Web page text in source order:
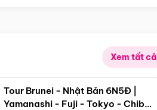
Xem tất cả
Điểm nổi bật
Tour Brunei - Nhật Bản 6N5Đ |
Yamanashi - Fuji - Tokyo - Chiba